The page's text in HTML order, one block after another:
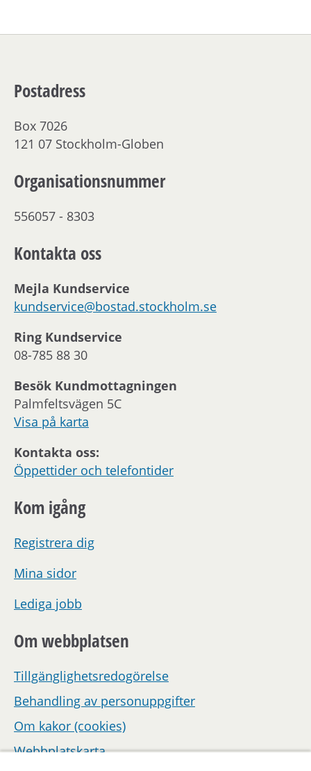
Postadress
Box 7026
121 07 Stockholm-Globen
Organisationsnummer
556057 - 8303
Kontakta oss
Mejla Kundservice
kundservice@bostad.stockholm.se
Ring Kundservice
08-785 88 30
Besök Kundmottagningen
Palmfeltsvägen 5C
Visa på karta
Kontakta oss:
Öppettider och telefontider
Kom igång
Registrera dig
Mina sidor
Lediga jobb
Om webbplatsen
Tillgänglighetsredogörelse
Behandling av personuppgifter
Om kakor (cookies)
Webbplatskarta